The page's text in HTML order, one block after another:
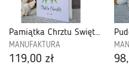
Pamiątka Chrztu Świętego, Biblia-BCHN5
MANUFAKTURA
119,00 zł